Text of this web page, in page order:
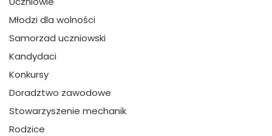
Młodzi dla wolności
Samorzad uczniowski
Kandydaci
Konkursy
Doradztwo zawodowe
Stowarzyszenie mechanik
Rodzice